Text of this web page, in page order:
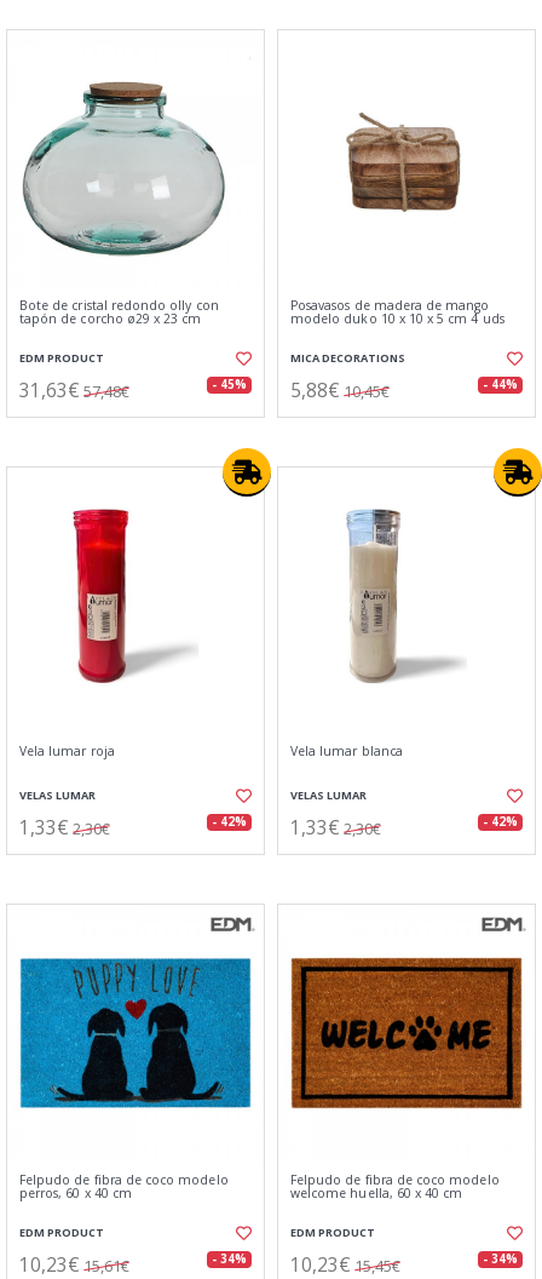
Bote de cristal redondo olly con
tapón de corcho ø29 x 23 cm
EDM PRODUCT
31,63€ 57,48€ - 45%
Posavasos de madera de mango
modelo duko 10 x 10 x 5 cm 4 uds
MICA DECORATIONS
5,88€ 10,45€ - 44%
Vela lumar roja
VELAS LUMAR
1,33€ 2,30€ - 42%
Vela lumar blanca
VELAS LUMAR
1,33€ 2,30€ - 42%
Felpudo de fibra de coco modelo
perros, 60 x 40 cm
EDM PRODUCT
10,23€ 15,61€ - 34%
Felpudo de fibra de coco modelo
welcome huella, 60 x 40 cm
EDM PRODUCT
10,23€ 15,45€ - 34%